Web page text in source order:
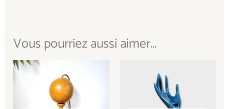
Vous pourriez aussi aimer...